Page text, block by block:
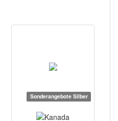
Sonderangebote Silber